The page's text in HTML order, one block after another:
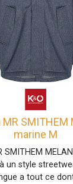
la couleur :
% polyester
SMITHEM
marine M
SMITHEM
un style
a tout ce